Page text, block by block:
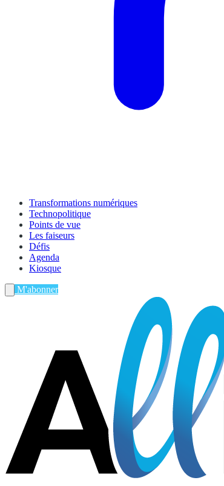
Transformations numériques
Technopolitique
Points de vue
Les faiseurs
Défis
Agenda
Kiosque
M'abonner